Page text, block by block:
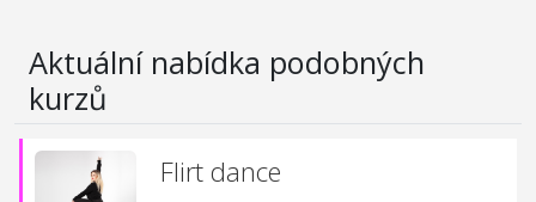
Aktuální nabídka podobných
kurzů
Flirt dance